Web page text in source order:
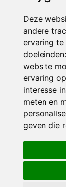
Deze
andere
ervaring
doeleinden:
website
ervaring
interesse
meten en
geven die
© 2026
Privacy policy|